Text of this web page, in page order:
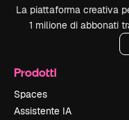
La piattaforma creativa
1 milione di abbonati
Prodotti
Spaces
Assistente IA